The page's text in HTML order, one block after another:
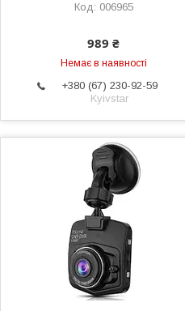
006965
989 ₴
Немає в наявності
+380 (67) 230-92-59
Kyivstar